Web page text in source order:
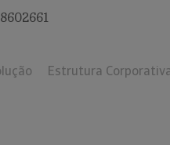
Estrutura Corporativa